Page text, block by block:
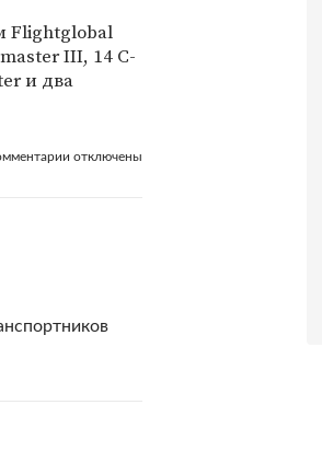
Flightglobal
III, 14 C-
и два
отключены